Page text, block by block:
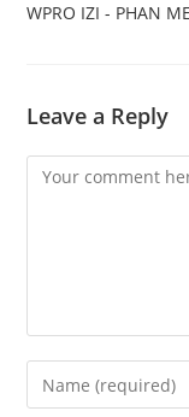
WPRO IZI - PHAN
Leave a Reply
Comment
Enter
your